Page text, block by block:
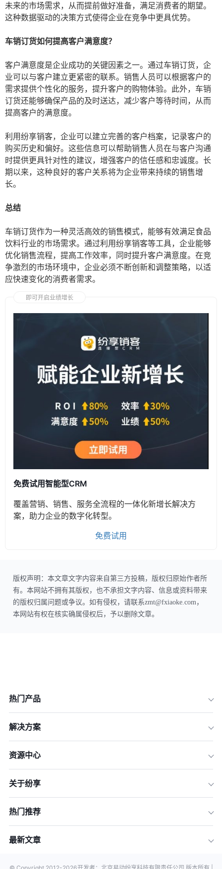
未来的市场需求，从而提前做好准备，满足消费者的期望。
这种数据驱动的决策方式使得企业在竞争中更具优势。
车销订货如何提高客户满意度？
客户满意度是企业成功的关键因素之一。通过车销订货，企
业可以与客户建立更紧密的联系。销售人员可以根据客户的
需求提供个性化的服务，提升客户的购物体验。此外，车销
订货还能够确保产品的及时送达，减少客户等待时间，从而
提高客户的满意度。
利用纷享销客，企业可以建立完善的客户档案，记录客户的
购买历史和偏好。这些信息可以帮助销售人员在与客户沟通
时提供更具针对性的建议，增强客户的信任感和忠诚度。长
期以来，这种良好的客户关系将为企业带来持续的销售增
长。
总结
车销订货作为一种灵活高效的销售模式，能够有效满足食品
饮料行业的市场需求。通过利用纷享销客等工具，企业能够
优化销售流程，提高工作效率，同时提升客户满意度。在竞
争激烈的市场环境中，企业必须不断创新和调整策略，以适
应快速变化的消费者需求。
即可开启业绩增长
免费试用智能型CRM
覆盖营销、销售、服务全流程的一体化新增长解决方
案，助力企业的数字化转型。
免费试用
版权声明：本文章文字内容来自第三方投稿，版权归原始作者所
有。本网站不拥有其版权，也不承担文字内容、信息或资料带来
的版权归属问题或争议。如有侵权，请联系zmt@fxiaoke.com，
本网站有权在核实确属侵权后，予以删除文章。
热门产品
解决方案
资源中心
关于纷享
热门推荐
最新文章